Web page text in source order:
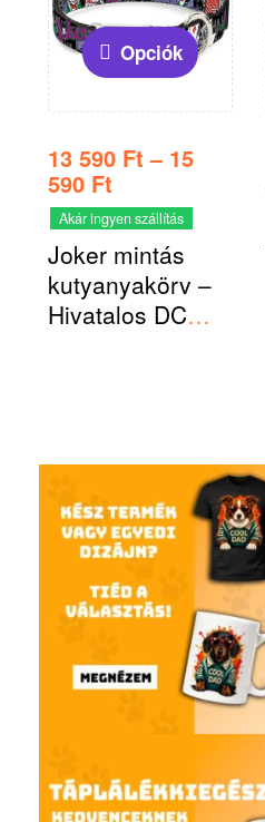
Opciók
13 590 Ft – 15
590 Ft
Akár ingyen szállítás
Joker mintás
kutyanyakörv –
Hivatalos DC